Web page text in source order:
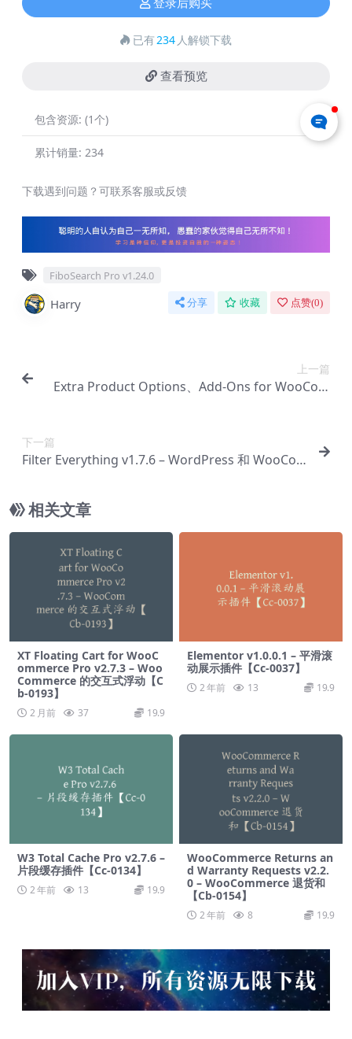
登录后购买
已有234 人解锁下载
查看预览
包含资源: (1个)
累计销量: 234
下载遇到问题？可联系客服或反馈
FiboSearch Pro v1.24.0
Harry 分享 收藏 点赞(0)
上一篇
Extra Product Options、Add-Ons for WooCom
下一篇
Filter Everything v1.7.6 – WordPress 和 WooCo
相关文章
XT Floating Cart for WooC
ommerce Pro v2.7.3 – Woo
Commerce 的交互式浮动【C
b-0193】
2 月前 37 19.9
Elementor v1.0.0.1 – 平滑滚
动展示插件【Cc-0037】
2 年前 13 19.9
W3 Total Cache Pro v2.7.6 –
片段缓存插件【Cc-0134】
2 年前 13 19.9
WooCommerce Returns an
d Warranty Requests v2.2.
0 – WooCommerce 退货和
【Cb-0154】
2 年前 8 19.9